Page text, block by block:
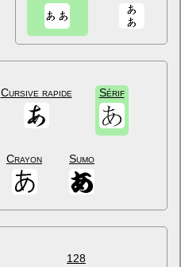
Cursive rapide Sérif
Crayon Sumo
128